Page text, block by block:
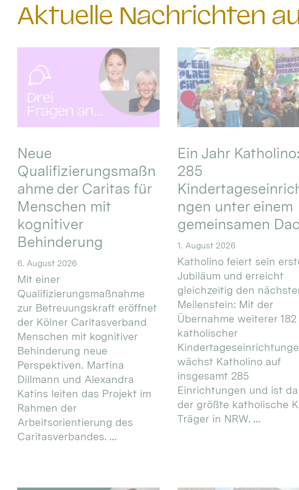
Aktuelle Nachrichten
Neue
Qualifizierungsmaßn
ahme der Caritas für
Menschen mit
kognitiver
Behinderung
6. August 2026
Mit einer
Qualifizierungsmaßnahme
zur Betreuungskraft eröffnet
der Kölner Caritasverband
Menschen mit kognitiver
Behinderung neue
Perspektiven. Martina
Dillmann und Alexandra
Katins leiten das Projekt im
Rahmen der
Arbeitsorientierung des
Caritasverbandes. ...
Ein Jahr Katholino:
285
ngen unter einem
gemeinsamen
1. August 2026
Katholino feiert sein
Jubiläum und erreicht
gleichzeitig den
Meilenstein: Mit der
Übernahme weiterer 182
katholischer
wächst Katholino auf
insgesamt 285
Einrichtungen und ist
der größte katholische
Träger in NRW. ...